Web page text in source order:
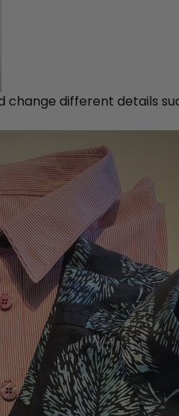
change different details